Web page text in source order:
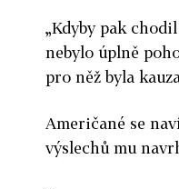
„Kdyby pak
nebylo úplně
pro něž byla
Američané se
výslechů mu